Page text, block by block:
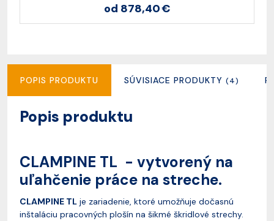
od 878,40 €
POPIS PRODUKTU SÚVISIACE PRODUKTY (4)
Popis produktu
CLAMPINE TL - vytvorený na
uľahčenie práce na streche.
CLAMPINE TL je zariadenie, ktoré umožňuje dočasnú
inštaláciu pracovných plošín na šikmé škridlové strechy.